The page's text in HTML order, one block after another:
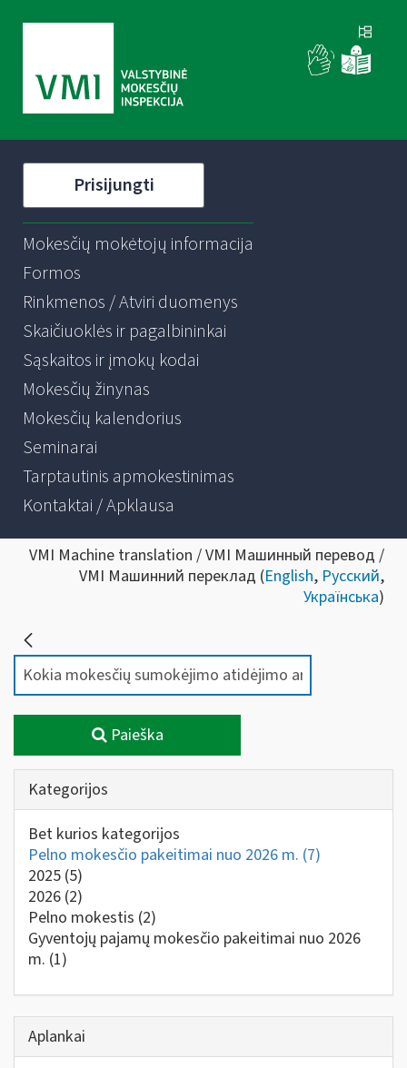
Prisijungti
Mokesčių mokėtojų informacija
Formos
Rinkmenos / Atviri duomenys
Skaičiuoklės ir pagalbininkai
Sąskaitos ir įmokų kodai
Mokesčių žinynas
Mokesčių kalendorius
Seminarai
Tarptautinis apmokestinimas
Kontaktai / Apklausa
VMI Machine translation / VMI Машинный перевод /
VMI Машинний переклад (English, Русский,
Українська)
Paieška
Kategorijos
Bet kurios kategorijos
Pelno mokesčio pakeitimai nuo 2026 m. (7)
2025 (5)
2026 (2)
Pelno mokestis (2)
Gyventojų pajamų mokesčio pakeitimai nuo 2026
m. (1)
Aplankai